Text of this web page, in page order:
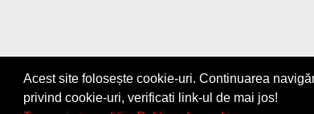
Acest site folosește cookie-uri. Continuarea
privind cookie-uri, verificati link-ul de mai jos!
Copyright © Flpa.ro |